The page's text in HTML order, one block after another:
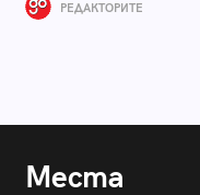
РЕДАКТОРИТЕ
Места